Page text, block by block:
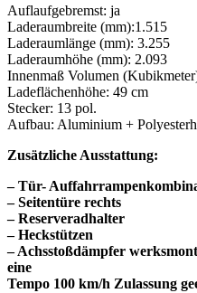
Auflaufgebremst: ja
Laderaumbreite (mm):1.515
Laderaumlänge (mm): 3.255
Laderaumhöhe (mm): 2.093
Innenmaß Volumen
Ladeflächenhöhe: 49 cm
Stecker: 13 pol.
Aufbau: Aluminium +
Zusätzliche Ausstattung:
– Tür-
– Seitentüre rechts
– Reserveradhalter
– Heckstützen
– Achsstoßdämpfer
eine
Tempo 100 km/h Zulassung